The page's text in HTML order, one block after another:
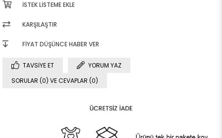
İSTEK LISTEME EKLE
KARŞILAŞTIR
FIYAT DÜŞÜNCE HABER VER
TAVSIYE ET
YORUM YAZ
SORULAR (0) VE CEVAPLAR (0)